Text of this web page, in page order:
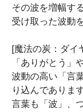
その波を増幅す
受け取った波動
[魔法の炭：ダイ
「ありがとう」
波動の高い「言
り込んであります
言葉も「波」、